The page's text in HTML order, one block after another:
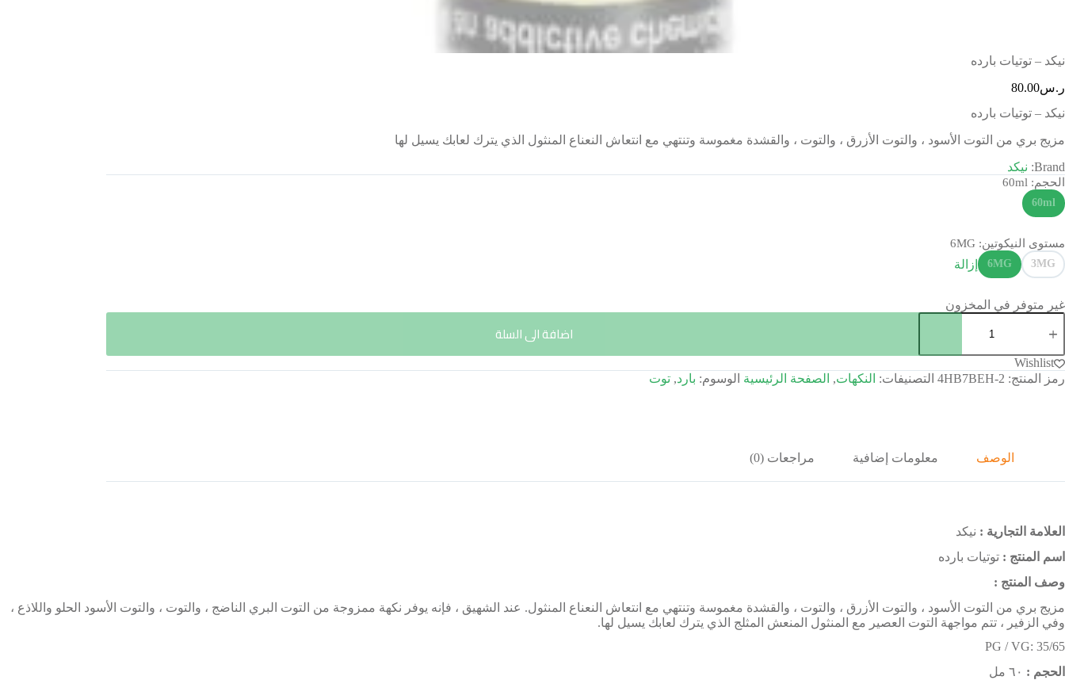
نيكد – توتيات بارده
ر.س80.00
نيكد – توتيات بارده
مزيج بري من التوت الأسود ، والتوت الأزرق ، والتوت ، والقشدة مغموسة وتنتهي مع انتعاش النعناع المنثول الذي يترك لعابك يسيل لها
Brand: نيكد
الحجم: 60ml
60ml
مستوى النيكوتين: 6MG
3MG
6MG إزالة
غير متوفر في المخزون
اضافة الى السلة
Wishlist
رمز المنتج: 4HB7BEH-2 التصنيفات: النكهات, الصفحة الرئيسية الوسوم: بارد, توت
الوصف معلومات إضافية مراجعات (0)
العلامة التجارية : نيكد
اسم المنتج : توتيات بارده
وصف المنتج :
مزيج بري من التوت الأسود ، والتوت الأزرق ، والتوت ، والقشدة مغموسة وتنتهي مع انتعاش النعناع المنثول. عند الشهيق ، فإنه يوفر نكهة ممزوجة من التوت البري الناضج ، والتوت ، والتوت الأسود الحلو واللاذع ،
وفي الزفير ، تتم مواجهة التوت العصير مع المنثول المنعش المثلج الذي يترك لعابك يسيل لها.
PG / VG: 35/65
الحجم :